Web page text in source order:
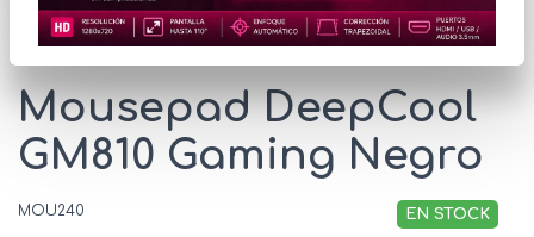
* Las imágenes se exhiben con fines ilustrativos.
Mousepad DeepCool
GM810 Gaming Negro
MOU240 EN STOCK